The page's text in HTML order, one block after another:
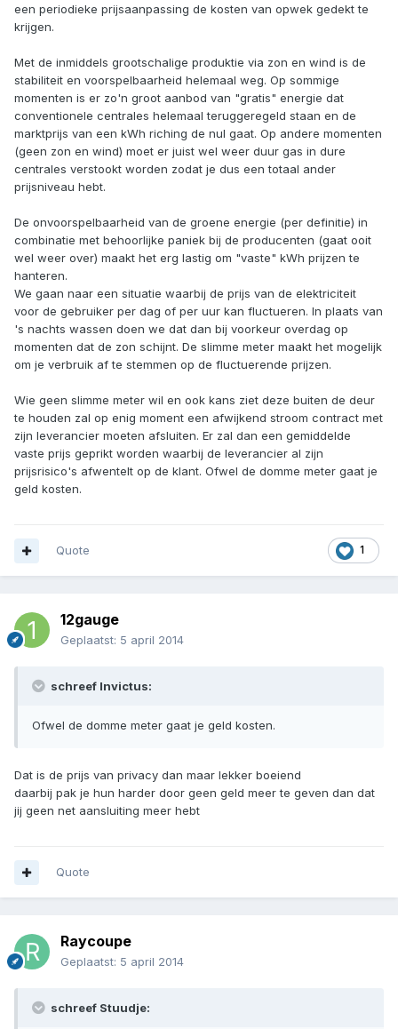
een periodieke prijsaanpassing de kosten van opwek gedekt te
krijgen.
Met de inmiddels grootschalige produktie via zon en wind is de
stabiliteit en voorspelbaarheid helemaal weg. Op sommige
momenten is er zo'n groot aanbod van "gratis" energie dat
conventionele centrales helemaal teruggeregeld staan en de
marktprijs van een kWh riching de nul gaat. Op andere momenten
(geen zon en wind) moet er juist wel weer duur gas in dure
centrales verstookt worden zodat je dus een totaal ander
prijsniveau hebt.
De onvoorspelbaarheid van de groene energie (per definitie) in
combinatie met behoorlijke paniek bij de producenten (gaat ooit
wel weer over) maakt het erg lastig om "vaste" kWh prijzen te
hanteren.
We gaan naar een situatie waarbij de prijs van de elektriciteit
voor de gebruiker per dag of per uur kan fluctueren. In plaats van
's nachts wassen doen we dat dan bij voorkeur overdag op
momenten dat de zon schijnt. De slimme meter maakt het mogelijk
om je verbruik af te stemmen op de fluctuerende prijzen.
Wie geen slimme meter wil en ook kans ziet deze buiten de deur
te houden zal op enig moment een afwijkend stroom contract met
zijn leverancier moeten afsluiten. Er zal dan een gemiddelde
vaste prijs geprikt worden waarbij de leverancier al zijn
prijsrisico's afwentelt op de klant. Ofwel de domme meter gaat je
geld kosten.
1
Quote
12gauge
Geplaatst: 5 april 2014
schreef Invictus:
Ofwel de domme meter gaat je geld kosten.
Dat is de prijs van privacy dan maar lekker boeiend
daarbij pak je hun harder door geen geld meer te geven dan dat
jij geen net aansluiting meer hebt
Quote
Raycoupe
Geplaatst: 5 april 2014
schreef Stuudje: